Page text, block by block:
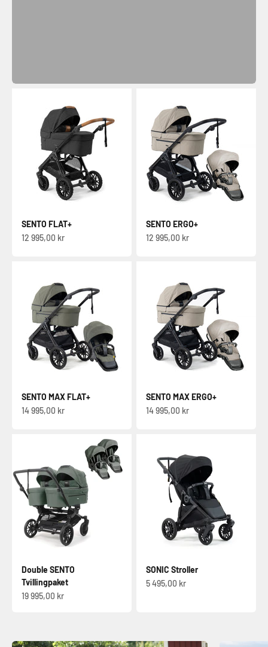
SENTO FLAT+
Sale-pris
12 995,00 kr
SENTO ERGO+
Sale-pris
12 995,00 kr
SENTO MAX FLAT+
Sale-pris
14 995,00 kr
SENTO MAX ERGO+
Sale-pris
14 995,00 kr
Double SENTO
Tvillingpaket
Sale-pris
19 995,00 kr
SONIC Stroller
Sale-pris
5 495,00 kr